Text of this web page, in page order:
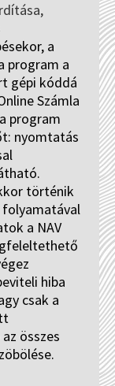
a
program a
gépi kóddá
Számla
program
nyomtatás
történik
folyamatával
a NAV
hiba
csak a
összes